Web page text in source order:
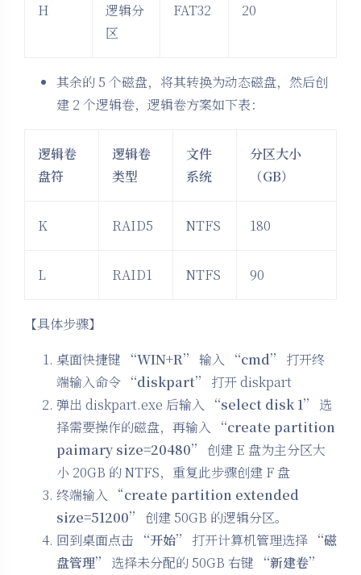
H
逻辑分
区
FAT32 20
其余的 5 个磁盘，将其转换为动态磁盘，然后创
建 2 个逻辑卷，逻辑卷方案如下表：
逻辑卷
盘符
逻辑卷
类型
文件
系统
分区大小
（GB）
K RAID5 NTFS 180
L RAID1 NTFS 90
【具体步骤】
桌面快捷键
“WIN+R” 输入 “cmd”
打开终
端输入命令 “diskpart” 打开 diskpart
弹出 diskpart.exe 后输入
“select disk 1”
选
择需要操作的磁盘，再输入
“create partition
paimary size=20480” 创建 E 盘为主分区大
小 20GB 的 NTFS，重复此步骤创建 F 盘
终端输入 “create partition extended
size=51200” 创建 50GB 的逻辑分区。
回到桌面点击
“开始” 打开计算机管理选择 “磁
盘管理”
选择未分配的 50GB 右键
“新建卷”